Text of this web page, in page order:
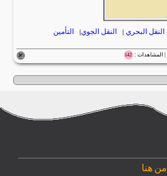
النقل البحري | النقل الجوي| التأمين
142
من هنا